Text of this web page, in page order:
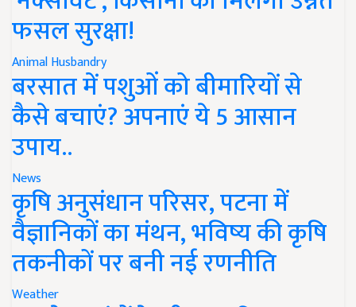
फसल सुरक्षा!
Animal Husbandry
बरसात में पशुओं को बीमारियों से
कैसे बचाएं? अपनाएं ये 5 आसान
उपाय..
News
कृषि अनुसंधान परिसर, पटना में
वैज्ञानिकों का मंथन, भविष्य की कृषि
तकनीकों पर बनी नई रणनीति
Weather